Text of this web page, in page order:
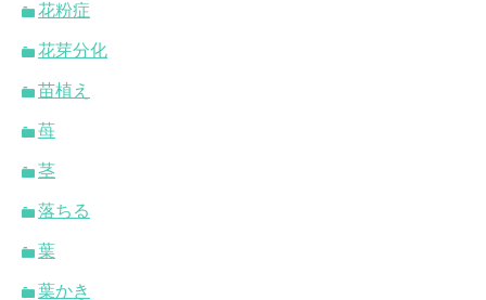
花粉症
花芽分化
苗植え
苺
茎
落ちる
葉
葉かき